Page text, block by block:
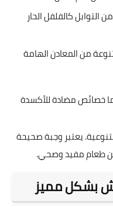
التوابل كالفلفل الحار
من المعادن الهامة
خصائص مضادة للأكسدة
يعتبر وجبة صحيحة
عن طعام مفيد وصحي.
بشكل مميز